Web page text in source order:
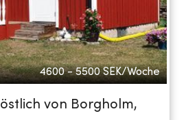
4600 - 5500 SEK/Woche
von Borgholm,